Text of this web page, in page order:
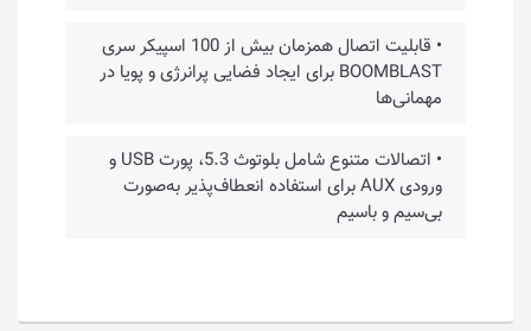
• قابلیت اتصال همزمان بیش از 100 اسپیکر سری
BOOMBLAST برای ایجاد فضایی پرانرژی و پویا در
مهمانی‌ها
• اتصالات متنوع شامل بلوتوث 5.3، پورت USB و
ورودی AUX برای استفاده انعطاف‌پذیر به‌صورت
بی‌سیم و باسیم